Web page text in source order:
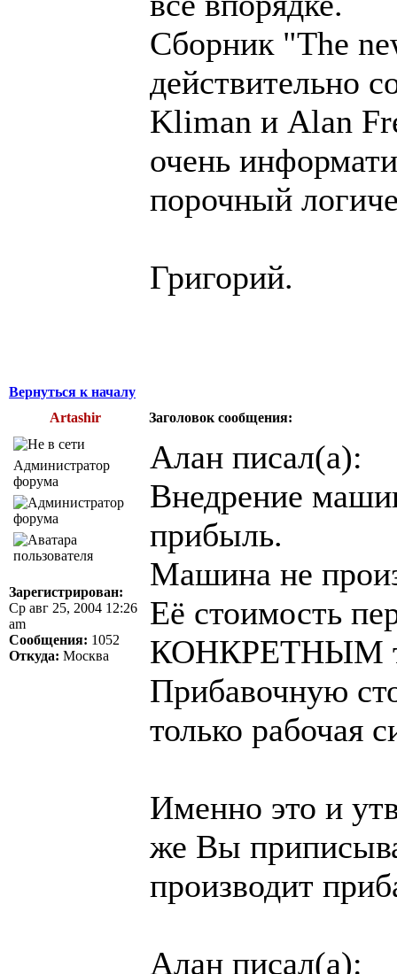
Сборник "The
действительно
Kliman и Alan
очень
порочный
Григорий.
Вернуться к началу
Artashir
Заголовок сообщения:
Администратор
форума
Зарегистрирован:
Ср авг 25, 2004 12:26
am
Сообщения: 1052
Откуда: Москва
Алан писал(а):
Внедрение
прибыль.
Машина не
Её стоимость
КОНКРЕТНЫМ
Прибавочную
только рабочая
Именно это и
же Вы
производит
Алан писал(а):